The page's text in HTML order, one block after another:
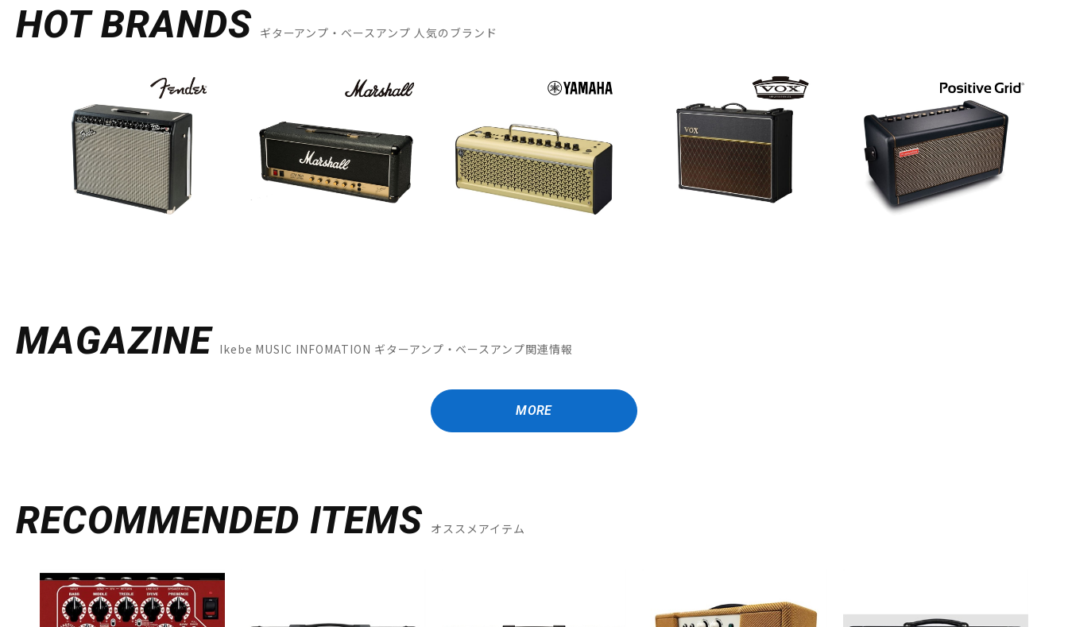
HOT BRANDS ギターアンプ・ベースアンプ 人気のブランド
MAGAZINE Ikebe MUSIC INFOMATION ギターアンプ・ベースアンプ関連情報
MORE
RECOMMENDED ITEMS オススメアイテム